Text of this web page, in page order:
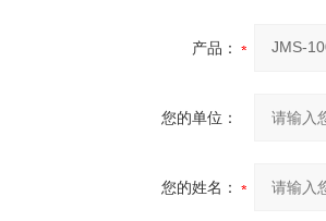
产品：
您的单位：
您的姓名：